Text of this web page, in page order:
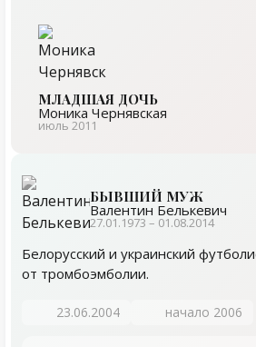
МЛАДШАЯ ДОЧЬ
Моника Чернявская
июль 2011
БЫВШИЙ МУЖ
Валентин Белькевич
27.01.1973 – 01.08.2014
Белорусский и украинский
от тромбоэмболии.
23.06.2004 начало 2006